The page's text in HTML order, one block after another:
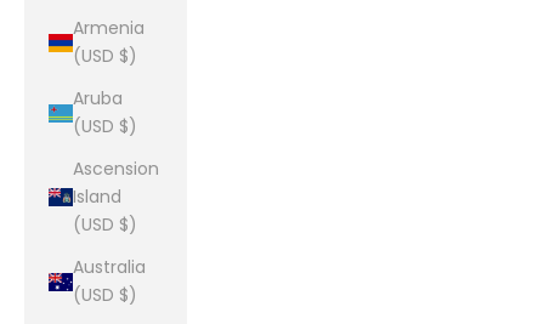
Armenia
(USD $)
Aruba
(USD $)
Ascension
Island
(USD $)
Australia
(USD $)